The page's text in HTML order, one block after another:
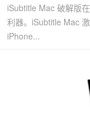
iSubtitle Mac 破解版
利器。iSubtitle Mac
iPhone...